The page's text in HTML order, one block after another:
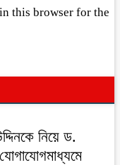
this browser for the
নিয়ে ড.